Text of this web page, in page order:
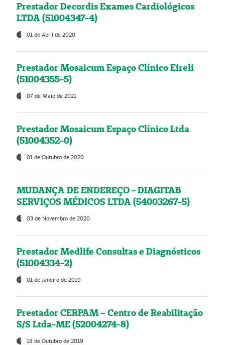
Prestador Decordis Exames Cardiológicos
LTDA (51004347-4)
01 de Abril de 2020
Prestador Mosaicum Espaço Clínico Eireli
(51004355-5)
07 de Maio de 2021
Prestador Mosaicum Espaço Clínico Ltda
(51004352-0)
01 de Outubro de 2020
MUDANÇA DE ENDEREÇO - DIAGITAB
SERVIÇOS MÉDICOS LTDA (54003267-5)
03 de Novembro de 2020
Prestador Medlife Consultas e Diagnósticos
(51004334-2)
01 de Janeiro de 2019
Prestador CERPAM – Centro de Reabilitação
S/S Ltda-ME (52004274-8)
18 de Outubro de 2019